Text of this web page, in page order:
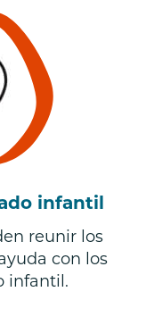
infantil
reunir los
con los
infantil.